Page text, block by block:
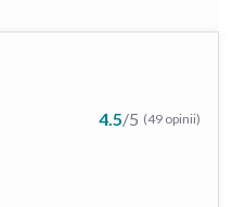
4.5/5 (49 opinii)